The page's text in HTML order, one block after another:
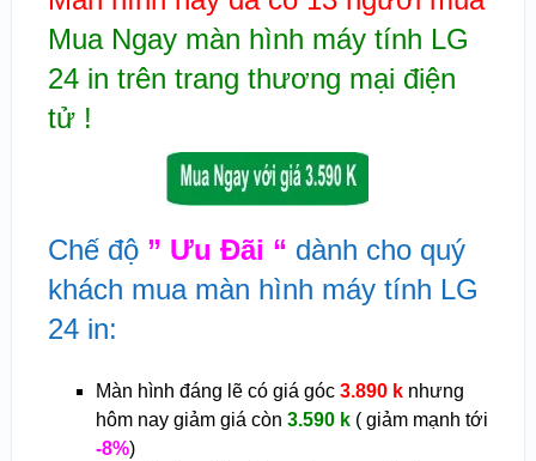
Mua Ngay màn hình máy tính LG
24 in trên trang thương mại điện
tử !
Chế độ ” Ưu Đãi “ dành cho quý
khách mua màn hình máy tính LG
24 in:
Màn hình đáng lẽ có giá góc 3.890 knhưng
hôm nay giảm giá còn 3.590 k( giảm mạnh tới
-8%)